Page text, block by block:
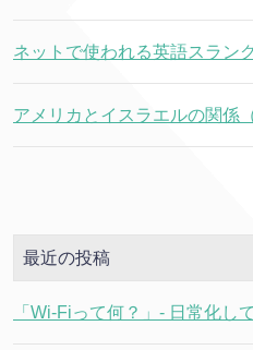
ネットで使われる英語スラン
アメリカとイスラエルの関係
最近の投稿
「Wi-Fiって何？」- 日常化し